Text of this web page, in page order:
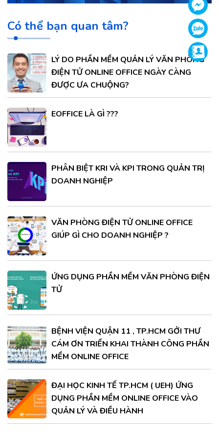
Có thể bạn quan tâm?
LÝ DO PHẦN MỀM QUẢN LÝ VĂN PHÒNG
ĐIỆN TỬ ONLINE OFFICE NGÀY CÀNG
ĐƯỢC ƯA CHUỘNG?
EOFFICE LÀ GÌ ???
PHÂN BIỆT KRI VÀ KPI TRONG QUẢN TRỊ
DOANH NGHIỆP
VĂN PHÒNG ĐIỆN TỬ ONLINE OFFICE
GIÚP GÌ CHO DOANH NGHIỆP ?
ỨNG DỤNG PHẦN MỀM VĂN PHÒNG ĐIỆN
TỬ
BỆNH VIỆN QUẬN 11 , TP.HCM GỞI THƯ
CÁM ƠN TRIỂN KHAI THÀNH CÔNG PHẦN
MỀM ONLINE OFFICE
ĐẠI HỌC KINH TẾ TP.HCM ( UEH) ỨNG
DỤNG PHẦN MỀM ONLINE OFFICE VÀO
QUẢN LÝ VÀ ĐIỀU HÀNH